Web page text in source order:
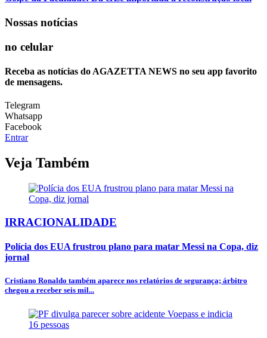
Nossas notícias
no celular
Receba as notícias do AGAZETTA NEWS no seu app favorito
de mensagens.
Telegram
Whatsapp
Facebook
Entrar
Veja Também
IRRACIONALIDADE
Polícia dos EUA frustrou plano para matar Messi na Copa, diz
jornal
Cristiano Ronaldo também aparece nos relatórios de segurança; árbitro
chegou a receber seis mil...